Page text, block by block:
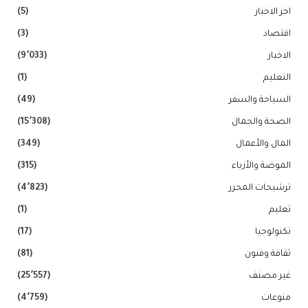
اخر الاخبار (5)
اقتصاد (3)
الاخبار (9٬033)
التعليم (1)
السياحة والسفر (49)
الصحة والجمال (15٬308)
المال والأعمال (349)
الموضة والأزياء (315)
ترشيحات المحرر (4٬823)
تعليم (1)
تكنولوجيا (17)
ثقافة وفنون (81)
غير مصنف (25٬557)
منوعات (4٬759)